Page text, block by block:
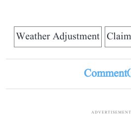
Weather Adjustment
ADVERTISEMENT